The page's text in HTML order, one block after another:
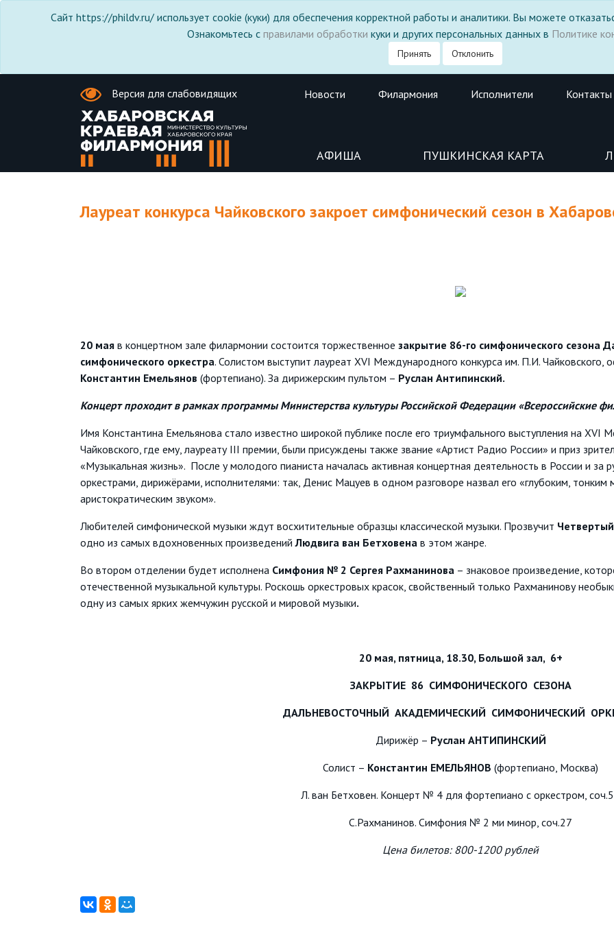
Сайт https://phildv.ru/ использует cookie (куки) для обеспечения корректной работы и аналитики. Вы можете
Ознакомьтесь с правилами обработки куки и других персональных данных в Политике
Принять Отклонить
Версия для слабовидящих Новости Филармония Исполнители Контакты
АФИША ПУШКИНСКАЯ КАРТА
Лауреат конкурса Чайковского закроет симфонический сезон в
20 мая в концертном зале филармонии состоится торжественное закрытие 86-го симфонического сезона
симфонического оркестра. Солистом выступит лауреат XVI Международного конкурса им. П.И. Чайковского,
Константин Емельянов (фортепиано). За дирижерским пультом – Руслан Антипинский.
Концерт проходит в рамках программы Министерства культуры Российской Федерации «Всероссийские
Имя Константина Емельянова стало известно широкой публике после его триумфального выступления на
Чайковского, где ему, лауреату III премии, были присуждены также звание «Артист Радио России» и приз
«Музыкальная жизнь». После у молодого пианиста началась активная концертная деятельность в России и за
оркестрами, дирижёрами, исполнителями: так, Денис Мацуев в одном разговоре назвал его «глубоким,
аристократическим звуком».
Любителей симфонической музыки ждут восхитительные образцы классической музыки. Прозвучит
одно из самых вдохновенных произведенийЛюдвига ван Бетховена в этом жанре.
Во втором отделении будет исполнена Симфония № 2 Сергея Рахманинова – знаковое произведение,
отечественной музыкальной культуры. Роскошь оркестровых красок, свойственный только Рахманинову
одну из самых ярких жемчужин русской и мировой музыки.
20 мая, пятница, 18.30, Большой зал, 6+
ЗАКРЫТИЕ 86 СИМФОНИЧЕСКОГО СЕЗОНА
ДАЛЬНЕВОСТОЧНЫЙ АКАДЕМИЧЕСКИЙ СИМФОНИЧЕСКИЙ
Дирижёр – Руслан АНТИПИНСКИЙ
Солист – Константин ЕМЕЛЬЯНОВ (фортепиано, Москва)
Л. ван Бетховен. Концерт № 4 для фортепиано с оркестром,
С.Рахманинов. Симфония № 2 ми минор, соч.27
Цена билетов: 800-1200 рублей